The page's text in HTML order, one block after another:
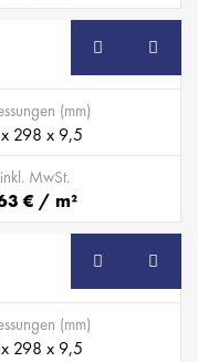
SB
(mm)
298 x 9,5
MwSt.
€ / m²
SB
(mm)
298 x 9,5